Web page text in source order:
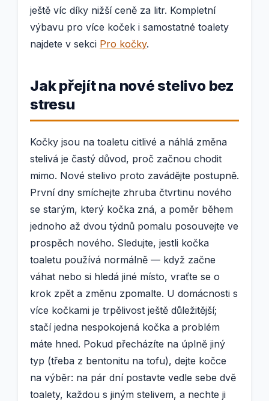
ještě víc díky nižší ceně za litr. Kompletní
výbavu pro více koček i samostatné toalety
najdete v sekci Pro kočky.
Jak přejít na nové stelivo bez
stresu
Kočky jsou na toaletu citlivé a náhlá změna
stelivá je častý důvod, proč začnou chodit
mimo. Nové stelivo proto zavádějte postupně.
První dny smíchejte zhruba čtvrtinu nového
se starým, který kočka zná, a poměr během
jednoho až dvou týdnů pomalu posouvejte ve
prospěch nového. Sledujte, jestli kočka
toaletu používá normálně — když začne
váhat nebo si hledá jiné místo, vraťte se o
krok zpět a změnu zpomalte. U domácnosti s
více kočkami je trpělivost ještě důležitější;
stačí jedna nespokojená kočka a problém
máte hned. Pokud přecházíte na úplně jiný
typ (třeba z bentonitu na tofu), dejte kočce
na výběr: na pár dní postavte vedle sebe dvě
toalety, každou s jiným stelivem, a nechte ji